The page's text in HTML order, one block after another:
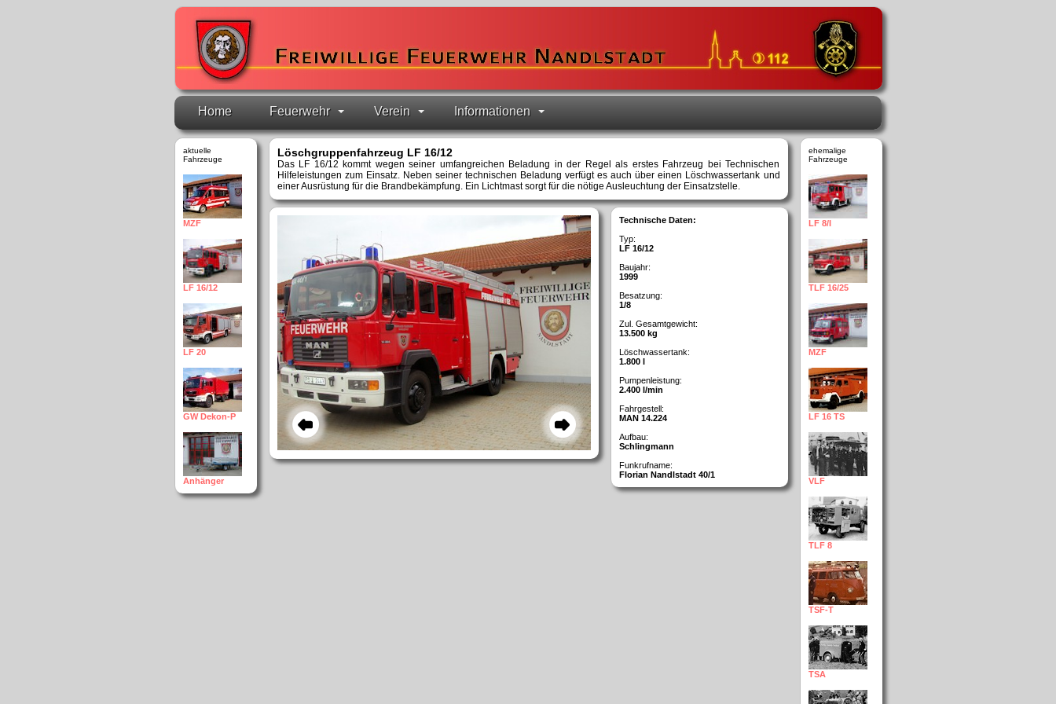
Home Feuerwehr Verein Informationen
aktuelle
Fahrzeuge
MZF
LF 16/12
LF 20
GW Dekon-P
Anhänger
Löschgruppenfahrzeug LF 16/12
Das LF 16/12 kommt wegen seiner umfangreichen Beladung in der Regel als erstes Fahrzeug bei Technischen
Hilfeleistungen zum Einsatz. Neben seiner technischen Beladung verfügt es auch über einen Löschwassertank und
einer Ausrüstung für die Brandbekämpfung. Ein Lichtmast sorgt für die nötige Ausleuchtung der Einsatzstelle.
Technische Daten:
Typ:
LF 16/12
Baujahr:
1999
Besatzung:
1/8
Zul. Gesamtgewicht:
13.500 kg
Löschwassertank:
1.800 l
Pumpenleistung:
2.400 l/min
Fahrgestell:
MAN 14.224
Aufbau:
Schlingmann
Funkrufname:
Florian Nandlstadt 40/1
ehemalige
Fahrzeuge
LF 8/I
TLF 16/25
MZF
LF 16 TS
VLF
TLF 8
TSF-T
TSA